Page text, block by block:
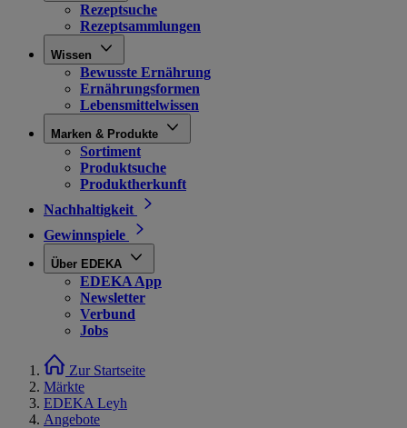
Rezeptsuche
Rezeptsammlungen
Wissen
Bewusste Ernährung
Ernährungsformen
Lebensmittelwissen
Marken & Produkte
Sortiment
Produktsuche
Produktherkunft
Nachhaltigkeit
Gewinnspiele
Über EDEKA
EDEKA App
Newsletter
Verbund
Jobs
Zur Startseite
Märkte
EDEKA Leyh
Angebote